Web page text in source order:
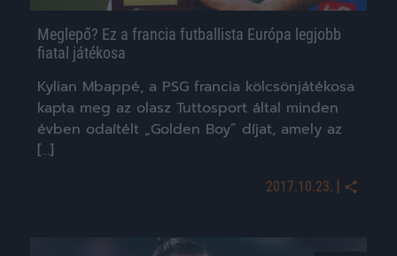
Meglepő? Ez a francia futballista Európa legjobb
fiatal játékosa
Kylian Mbappé, a PSG francia kölcsönjátékosa
kapta meg az olasz Tuttosport által minden
évben odaítélt „Golden Boy” díjat, amely az
[…]
2017.10.23. |